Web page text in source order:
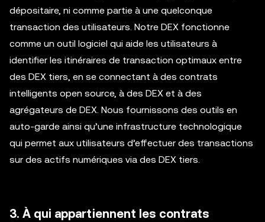
dépositaire, ni comme partie à une quelconque
transaction des utilisateurs. Notre DEX fonctionne
comme un outil logiciel qui aide les utilisateurs à
identifier les itinéraires de transaction optimaux entre
des DEX tiers, en se connectant à des contrats
intelligents open source, à des DEX et à des
agrégateurs de DEX. Nous fournissons des outils en
auto-garde ainsi qu’une infrastructure technologique
qui permet aux utilisateurs d’effectuer des transactions
sur des actifs numériques via des DEX tiers.
3. À qui appartiennent les contrats